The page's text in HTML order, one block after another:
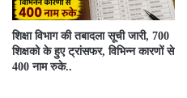
शिक्षा विभाग की तबादला सूची जारी, 700
शिक्षको के हुए ट्रांसफर, विभिन्न कारणों से
400 नाम रुके..